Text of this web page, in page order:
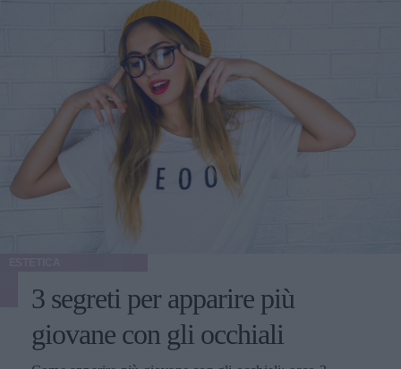
3 segreti per apparire più
giovane con gli occhiali